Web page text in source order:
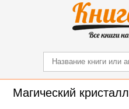
Магический кристалл